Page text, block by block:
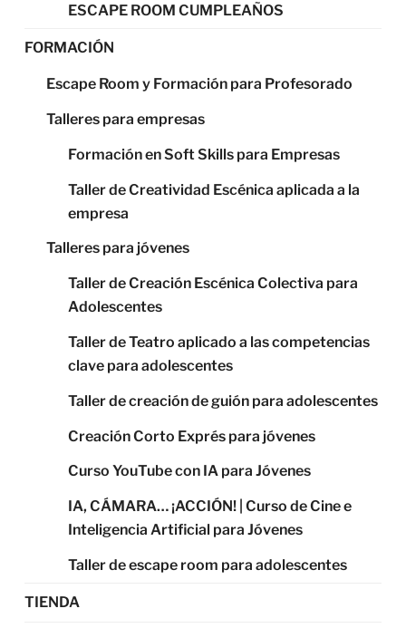
ESCAPE ROOM CUMPLEAÑOS
FORMACIÓN
Escape Room y Formación para Profesorado
Talleres para empresas
Formación en Soft Skills para Empresas
Taller de Creatividad Escénica aplicada a la
empresa
Talleres para jóvenes
Taller de Creación Escénica Colectiva para
Adolescentes
Taller de Teatro aplicado a las competencias
clave para adolescentes
Taller de creación de guión para adolescentes
Creación Corto Exprés para jóvenes
Curso YouTube con IA para Jóvenes
IA, CÁMARA… ¡ACCIÓN! | Curso de Cine e
Inteligencia Artificial para Jóvenes
Taller de escape room para adolescentes
TIENDA